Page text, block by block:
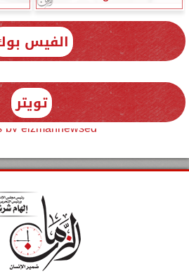
الفيس
تويتر
by elzmannewseg